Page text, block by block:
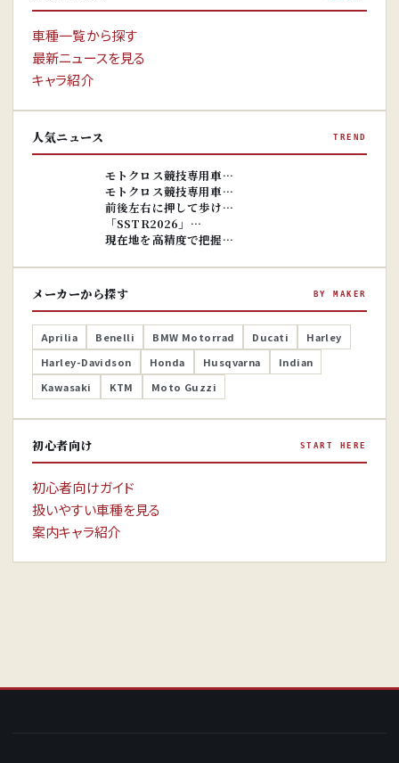
車種一覧から探す
最新ニュースを見る
キャラ紹介
人気ニュース TREND
※画像はイ
モトクロス競技専用車…
モトクロス競技専用車…
前後左右に押して歩け…
「SSTR2026」…
現在地を高精度で把握…
メーカーから探す BY MAKER
Aprilia Benelli BMW Motorrad Ducati
Harley
Harley-Davidson
Honda Husqvarna
Indian
Kawasaki
KTM Moto Guzzi
初心者向け START HERE
初心者向けガイド
扱いやすい車種を見る
案内キャラ紹介